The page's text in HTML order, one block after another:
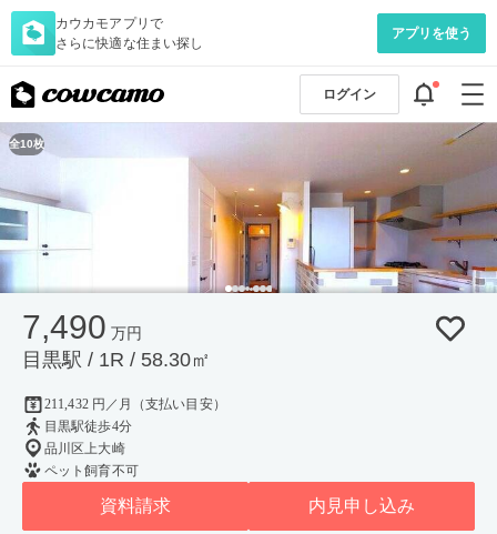
カウカモアプリで
さらに快適な住まい探し
アプリを使う
ログイン
全10枚
7,490 万円
目黒駅 / 1R / 58.30㎡
211,432 円／月（支払い目安）
目黒駅徒歩4分
品川区上大崎
ペット飼育不可
資料請求 内見申し込み